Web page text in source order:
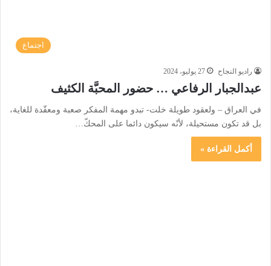
اجتماع
راديو النجاح 27 يوليو، 2024
عبدالجبار الرفاعي … حضور المحبَّة الكثيف
في العراق – ولعقود طويلة خلت- تبدو مهمة المفكر صعبة ومعقّدة للغاية،
بل قد تكون مستحيلة، لأنّه سيكون دائما على المحكّ…
أكمل القراءة »